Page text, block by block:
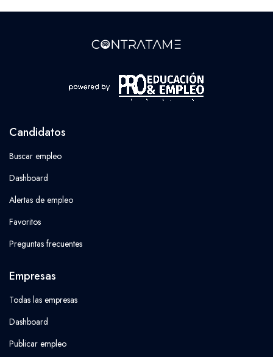
Candidatos
Buscar empleo
Dashboard
Alertas de empleo
Favoritos
Preguntas frecuentes
Empresas
Todas las empresas
Dashboard
Publicar empleo